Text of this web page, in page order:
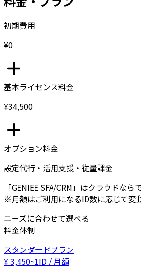
初期費用
¥0
基本ライセンス料金
¥34,500
オプション料金
設定代行・活用支援・従量課金
「GENIEE SFA/CRM」はクラウドなら
※月額はご利用になるID数に応じて変
ニーズに合わせて選べる
料金体制
スタンダードプラン
¥3,450~1ID / 月額